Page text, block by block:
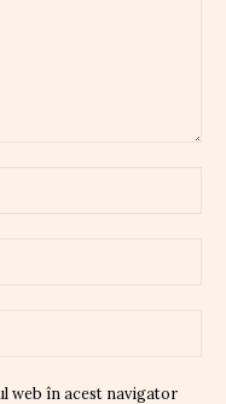
web în acest navigator